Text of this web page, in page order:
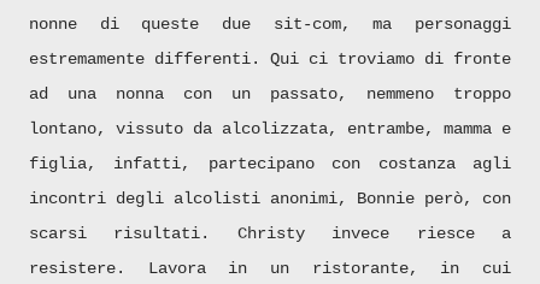
nonne di queste due sit-com, ma personaggi
estremamente differenti. Qui ci troviamo di fronte
ad una nonna con un passato, nemmeno troppo
lontano, vissuto da alcolizzata, entrambe, mamma e
figlia, infatti, partecipano con costanza agli
incontri degli alcolisti anonimi, Bonnie però, con
scarsi risultati. Christy invece riesce a
resistere. Lavora in un ristorante, in cui